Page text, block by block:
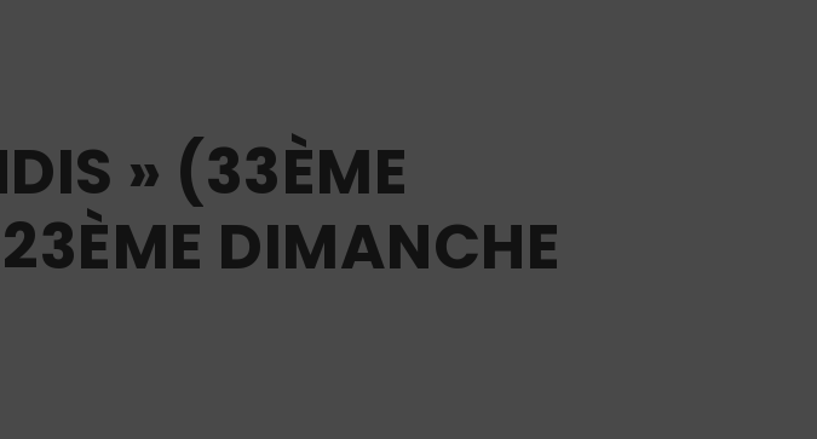
» (33ÈME
DIMANCHE